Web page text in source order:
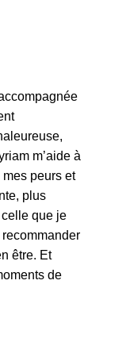
m’aide à
peurs et
plus
que je
être. Et
de